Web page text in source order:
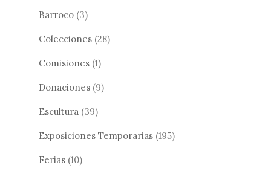
Barroco (3)
Colecciones (28)
Comisiones (1)
Donaciones (9)
Escultura (39)
Exposiciones Temporarias (195)
Ferias (10)